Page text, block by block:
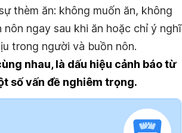
thèm ăn: không muốn ăn, không
ngay sau khi ăn hoặc chỉ ý nghĩ
trong người và buồn nôn.
nhau, là dấu hiệu cảnh báo từ
số vấn đề nghiêm trọng.